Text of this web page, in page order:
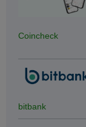
Coincheck
bitbank